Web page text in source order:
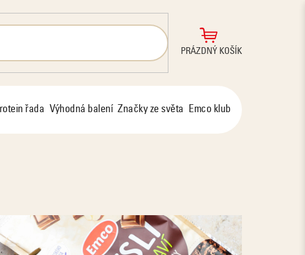
NÁKUPNÍ
PRÁZDNÝ KOŠÍK
řada Výhodná balení Značky ze světa Emco klub